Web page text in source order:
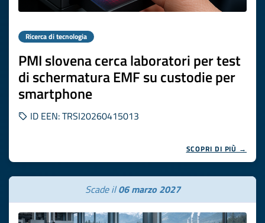
Ricerca di tecnologia
PMI slovena cerca laboratori per test
di schermatura EMF su custodie per
smartphone
ID EEN: TRSI20260415013
SCOPRI DI PIÙ →
Scade il06 marzo 2027